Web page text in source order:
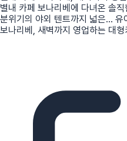
별내 카페 보나리베에 다녀온 솔
분위기의 야외 텐트까지 넓은...
보나리베, 새벽까지 영업하는 대